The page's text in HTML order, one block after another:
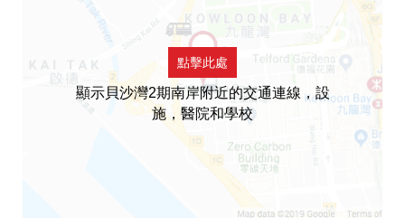
點擊此處
顯示貝沙灣2期南岸附近的交通連線，設
施，醫院和學校